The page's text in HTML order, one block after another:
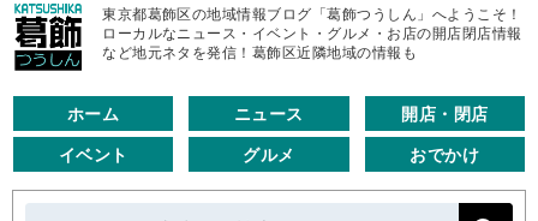
東京都葛飾区の地域情報ブログ「葛飾つうしん」へようこそ！
ローカルなニュース・イベント・グルメ・お店の開店閉店情報
など地元ネタを発信！葛飾区近隣地域の情報も
ホーム ニュース 開店・閉店
イベント グルメ おでかけ